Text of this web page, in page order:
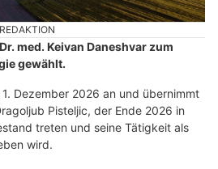
med. Keivan Daneshvar zum
gewählt.
Dezember 2026 an und übernimmt
Pisteljic, der Ende 2026 in
treten und seine Tätigkeit als
wird.